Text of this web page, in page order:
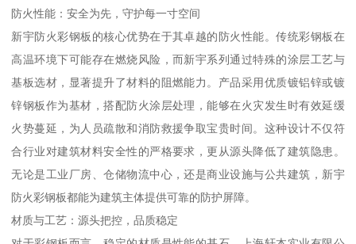
防火性能：安全为先，守护每一寸空间
新宇防火彩钢板的核心优势在于其卓越的防火性能。传统彩钢板在
高温环境下可能存在燃烧风险，而新宇系列通过特殊的涂层工艺与
基板选材，显著提升了材料的阻燃能力。产品采用优质镀铝锌或镀
锌钢板作为基材，搭配防火涂层处理，能够在火灾发生时有效延缓
火势蔓延，为人员疏散和消防救援争取宝贵时间。这种设计不仅符
合行业对建筑材料安全性的严格要求，更从源头降低了建筑隐患。
无论是工业厂房、仓储物流中心，还是商业设施与公共建筑，新宇
防火彩钢板都能为建筑主体提供可靠的防护屏障。
材质与工艺：源头把控，品质稳定